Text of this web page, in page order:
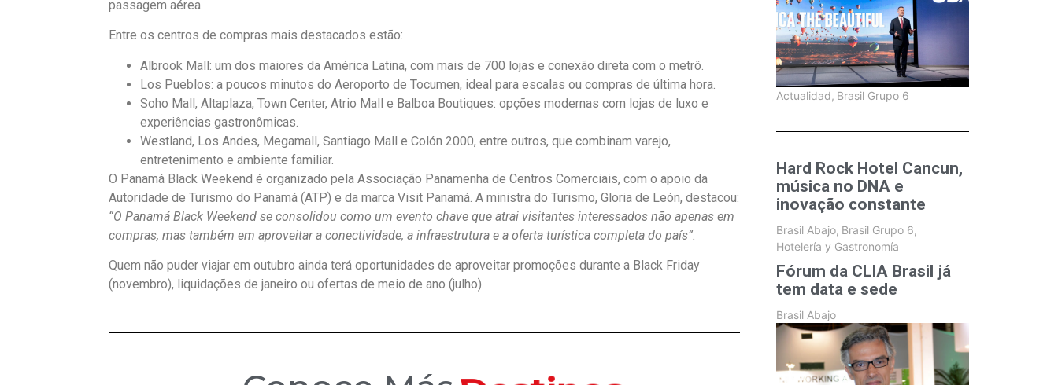
passagem aérea.
Entre os centros de compras mais destacados estão:
Albrook Mall: um dos maiores da América Latina, com mais de 700 lojas e conexão direta com o metrô.
Los Pueblos: a poucos minutos do Aeroporto de Tocumen, ideal para escalas ou compras de última hora.
Soho Mall, Altaplaza, Town Center, Atrio Mall e Balboa Boutiques: opções modernas com lojas de luxo e
experiências gastronômicas.
Westland, Los Andes, Megamall, Santiago Mall e Colón 2000, entre outros, que combinam varejo,
entretenimento e ambiente familiar.
O Panamá Black Weekend é organizado pela Associação Panamenha de Centros Comerciais, com o apoio da
Autoridade de Turismo do Panamá (ATP) e da marca Visit Panamá. A ministra do Turismo, Gloria de León, destacou:
“O Panamá Black Weekend se consolidou como um evento chave que atrai visitantes interessados não apenas em
compras, mas também em aproveitar a conectividade, a infraestrutura e a oferta turística completa do país”.
Quem não puder viajar em outubro ainda terá oportunidades de aproveitar promoções durante a Black Friday
(novembro), liquidações de janeiro ou ofertas de meio de ano (julho).
Actualidad, Brasil Grupo 6
Hard Rock Hotel Cancun,
música no DNA e
inovação constante
Brasil Abajo, Brasil Grupo 6,
Hotelería y Gastronomía
Fórum da CLIA Brasil já
tem data e sede
Brasil Abajo